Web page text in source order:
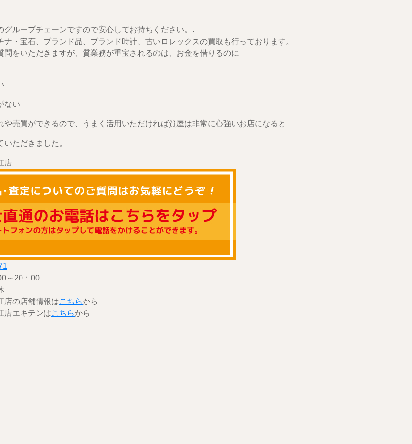
グループチェーンですので安心してお持ちください。.
ナ・宝石、ブランド品、ブランド時計、古いロレックスの買取も行っております。
問をいただきますが、質業務が重宝されるのは、お金を借りるのに
ない
売買ができるので、 うまく活用いただければ質屋は非常に心強いお店になると
ただきました。
店
～20：00
店の店舗情報はこちらから
店エキテンはこちらから